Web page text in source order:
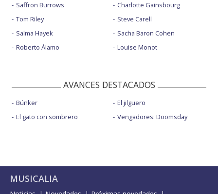
Saffron Burrows
Tom Riley
Salma Hayek
Roberto Álamo
Charlotte Gainsbourg
Steve Carell
Sacha Baron Cohen
Louise Monot
AVANCES DESTACADOS
Búnker
El gato con sombrero
El jilguero
Vengadores: Doomsday
MUSICALIA